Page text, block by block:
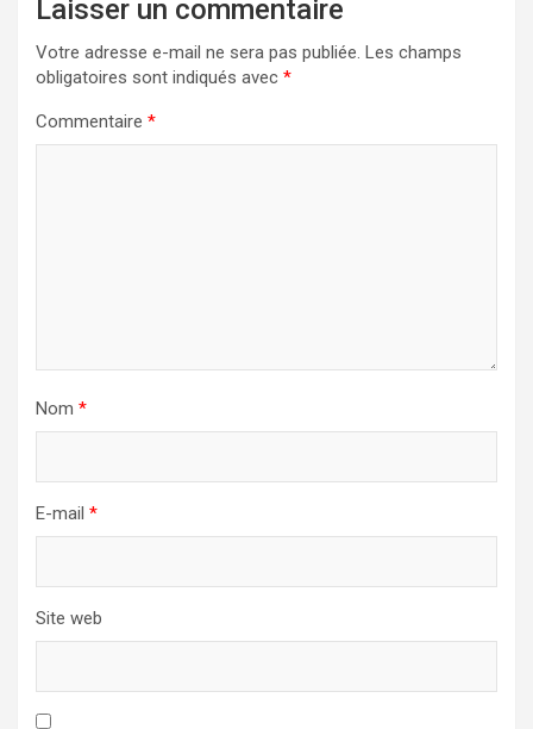
Laisser un commentaire
Votre adresse e-mail ne sera pas publiée. Les champs
obligatoires sont indiqués avec *
Commentaire *
Nom *
E-mail *
Site web